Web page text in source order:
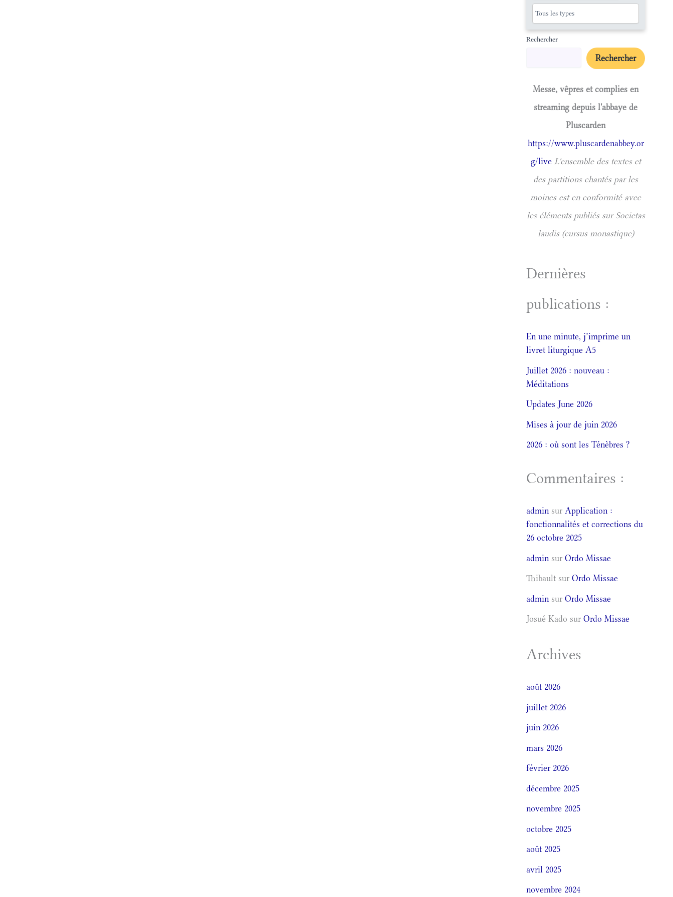
Rechercher
Rechercher
Messe, vêpres et complies en
streaming depuis l'abbaye de
Pluscarden
https://www.pluscardenabbey.or
g/live L'ensemble des textes et
des partitions chantés par les
moines est en conformité avec
les éléments publiés sur Societas
laudis (cursus monastique)
Dernières
publications :
En une minute, j’imprime un
livret liturgique A5
Juillet 2026 : nouveau :
Méditations
Updates June 2026
Mises à jour de juin 2026
2026 : où sont les Ténèbres ?
Commentaires :
admin surApplication :
fonctionnalités et corrections du
26 octobre 2025
admin surOrdo Missae
Thibault surOrdo Missae
admin surOrdo Missae
Josué Kado surOrdo Missae
Archives
août 2026
juillet 2026
juin 2026
mars 2026
février 2026
décembre 2025
novembre 2025
octobre 2025
août 2025
avril 2025
novembre 2024